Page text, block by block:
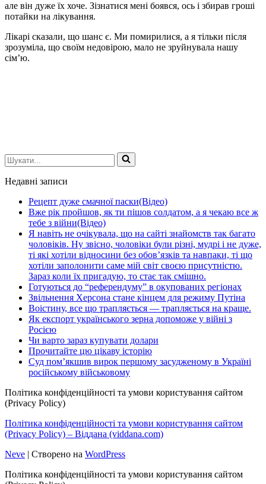
але він дуже їх хоче. Зізнатися мені боявся, ось і збирав гроші
потайки на лікування.
Лікарі сказали, що шанс є. Ми помирилися, а я тільки після
зрозуміла, що своїм недовірою, мало не зруйнувала нашу
сім’ю.
Шукати...
Недавні записи
Рецепт дуже смачної паски(Відео)
Вже рік пройшов, як ти пішов солдатом, а я чекаю все ж
тебе з війни(Відео)
Я навіть не очікувала, що на сайті знайомств так багато
чоловіків. Ну звісно, чоловіки були різні, мудрі і не дуже,
ті які хотіли відносини без обов’язків та навпаки, ті що
хотіли заполонити саме мій світ своєю присутністю.
Зараз коли їх пригадую, то стає так смішно.
Готуються до “референдуму” в окупованих регіонах
Звільнення Херсона стане кінцем для режиму Путіна
Воістину, все що трапляється — трапляється на краще.
Як експорт українського зерна допоможе у війні з
Росією
Чи варто зараз купувати долари
Прочитайте цю цікаву історію
Суд пом’якшив вирок першому засудженому в Україні
російському військовому
Політика конфіденційності та умови користування сайтом
(Privacy Policy)
Політика конфіденційності та умови користування сайтом
(Privacy Policy) – Віддана (viddana.com)
Neve | Створено на WordPress
Політика конфіденційності та умови користування сайтом